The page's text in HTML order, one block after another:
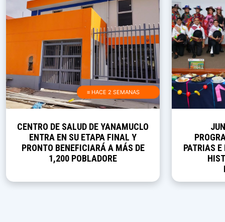
≡ HACE 2 SEMANAS
CENTRO DE SALUD DE YANAMUCLO
ENTRA EN SU ETAPA FINAL Y
PRONTO BENEFICIARÁ A MÁS DE
1,200 POBLADORE
PATRIAS